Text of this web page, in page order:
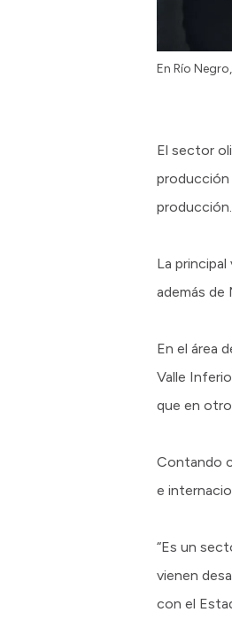
En Río
El sector
producción
producción.
La
además de
En el área
Valle
que en
Contando
e
“Es un
vienen
con el